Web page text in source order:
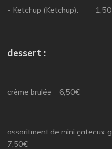
- Ketchup (Ketchup).
dessert :
crème brulée 6,50€
assoritment de mini gateaux
7,50€